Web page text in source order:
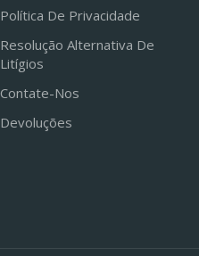
Política De Privacidade
Resolução Alternativa De
Litígios
Contate-Nos
Devoluções